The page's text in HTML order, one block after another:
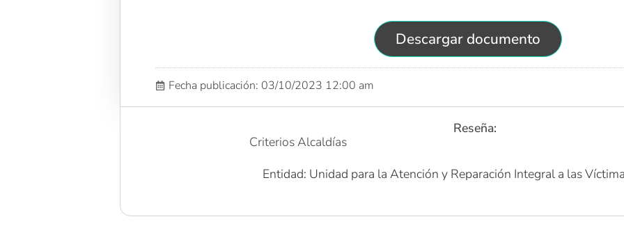
Descargar documento
Fecha publicación: 03/10/2023 12:00 am
Reseña:
Criterios Alcaldías
Entidad: Unidad para la Atención y Reparación Integral a las